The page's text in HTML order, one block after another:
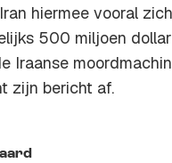
hiermee vooral
500 miljoen
Iraanse
zijn bericht af.